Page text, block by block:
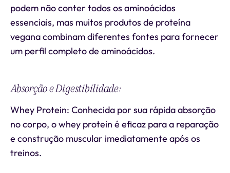
podem não conter todos os aminoácidos
essenciais, mas muitos produtos de proteína
vegana combinam diferentes fontes para fornecer
um perfil completo de aminoácidos.
Absorção e Digestibilidade:
Whey Protein: Conhecida por sua rápida absorção
no corpo, o whey protein é eficaz para a reparação
e construção muscular imediatamente após os
treinos.